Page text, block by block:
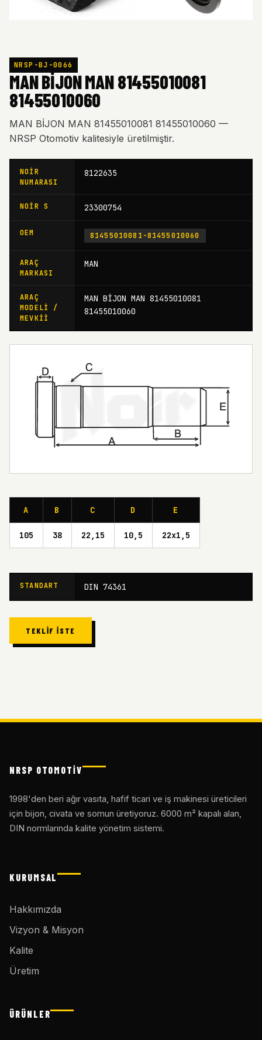
NRSP-BJ-0066
MAN BİJON MAN 81455010081
81455010060
MAN BİJON MAN 81455010081 81455010060 —
NRSP Otomotiv kalitesiyle üretilmiştir.
NOIR
NUMARASI
8122635
NOIR S 23300754
OEM 81455010081-81455010060
ARAÇ
MARKASI
MAN
ARAÇ
MODELI /
MEVKII
MAN BİJON MAN 81455010081
81455010060
A B C D E
105 38 22,15 10,5 22x1,5
STANDART DIN 74361
TEKLIF İSTE
NRSP OTOMOTİV
1998'den beri ağır vasıta, hafif ticari ve iş makinesi üreticileri
için bijon, civata ve somun üretiyoruz. 6000 m² kapalı alan,
DIN normlarında kalite yönetim sistemi.
KURUMSAL
Hakkımızda
Vizyon & Misyon
Kalite
Üretim
ÜRÜNLER